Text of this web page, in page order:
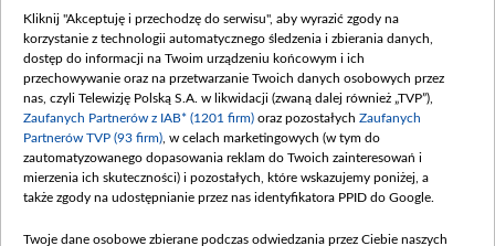
Procedura zgłoszeń wewnętrznych
Kliknij "Akceptuję i przechodzę do serwisu", aby wyrazić zgody na
korzystanie z technologii automatycznego śledzenia i zbierania danych,
dostęp do informacji na Twoim urządzeniu końcowym i ich
przechowywanie oraz na przetwarzanie Twoich danych osobowych przez
nas, czyli Telewizję Polską S.A. w likwidacji (zwaną dalej również „TVP”),
Zaufanych Partnerów z IAB* (1201 firm) oraz pozostałych Zaufanych
Partnerów TVP (93 firm) , w celach marketingowych (w tym do
zautomatyzowanego dopasowania reklam do Twoich zainteresowań i
mierzenia ich skuteczności) i pozostałych, które wskazujemy poniżej, a
także zgody na udostępnianie przez nas identyfikatora PPID do Google.
Twoje dane osobowe zbierane podczas odwiedzania przez Ciebie naszych